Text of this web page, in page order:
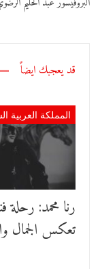
قد يعجبك ايضاً
رنا محمد: رحلة
تعكس الجمال